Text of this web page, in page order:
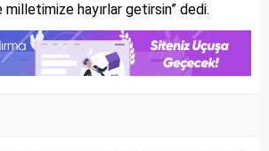
hayırlar getirsin” dedi.